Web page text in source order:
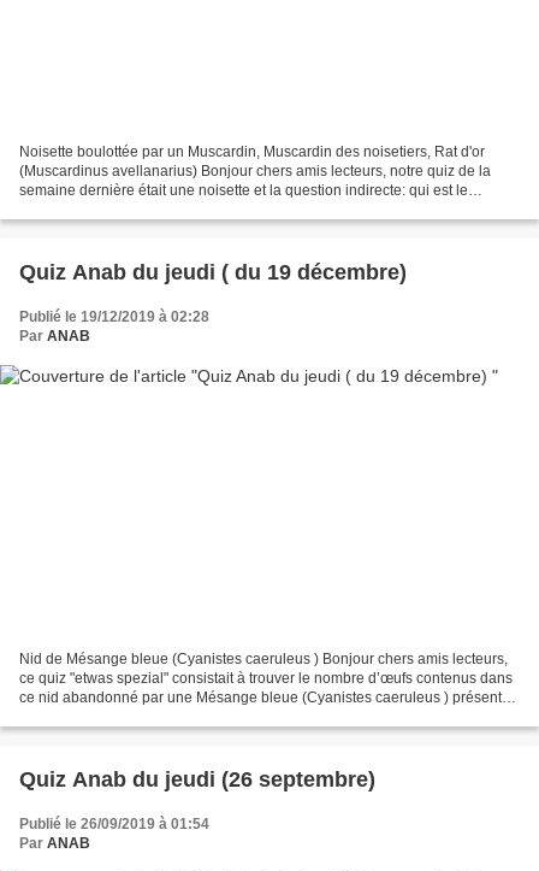
Noisette boulottée par un Muscardin, Muscardin des noisetiers, Rat d'or
(Muscardinus avellanarius) Bonjour chers amis lecteurs, notre quiz de la
semaine dernière était une noisette et la question indirecte: qui est le
Quiz Anab du jeudi ( du 19 décembre)
Publié le 19/12/2019 à 02:28
Par ANAB
Nid de Mésange bleue (Cyanistes caeruleus ) Bonjour chers amis lecteurs,
ce quiz "etwas spezial" consistait à trouver le nombre d’œufs contenus dans
ce nid abandonné par une Mésange bleue (Cyanistes caeruleus ) présentée
Quiz Anab du jeudi (26 septembre)
Publié le 26/09/2019 à 01:54
Par ANAB